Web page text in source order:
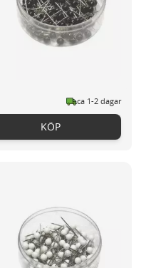
ca 1-2 dagar
KÖP